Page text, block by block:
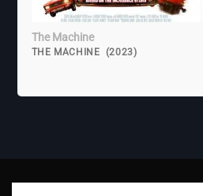
The Machine
THE MACHINE (2023)